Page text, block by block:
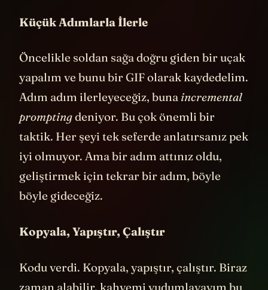
Öncelikle soldan sağa doğru giden bir uçak
yapalım ve bunu bir GIF olarak kaydedelim.
Adım adım ilerleyeceğiz, bunaincremental
promptingdeniyor. Bu çok önemli bir
taktik. Her şeyi tek seferde anlatırsanız pek
iyi olmuyor. Ama bir adım attınız oldu,
geliştirmek için tekrar bir adım, böyle
Kodu verdi. Kopyala, yapıştır, çalıştır. Biraz